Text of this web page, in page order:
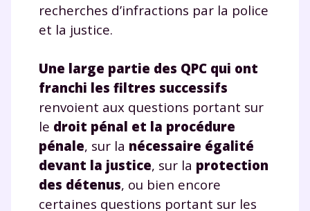
recherches d’infractions par la police
et la justice.
Une large partie des QPC qui ont
franchi les filtres successifs
renvoient aux questions portant sur
le droit pénal et la procédure
pénale, sur la nécessaire égalité
devant la justice, sur la protection
des détenus, ou bien encore
certaines questions portant sur les